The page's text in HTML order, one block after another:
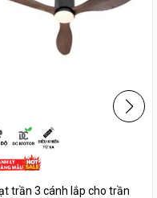
quạt trần
Nên Chọn Loại Nào?
Phân tích ưu, nhược điểm
trần 3 cánh lắp cho trần